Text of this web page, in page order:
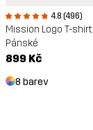
4.8 (496)
Mission Logo T-shirt
Pánské
899 Kč
8 barev